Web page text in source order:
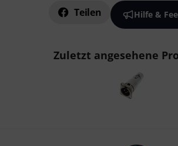
Teilen Hilfe &
Zuletzt angesehene